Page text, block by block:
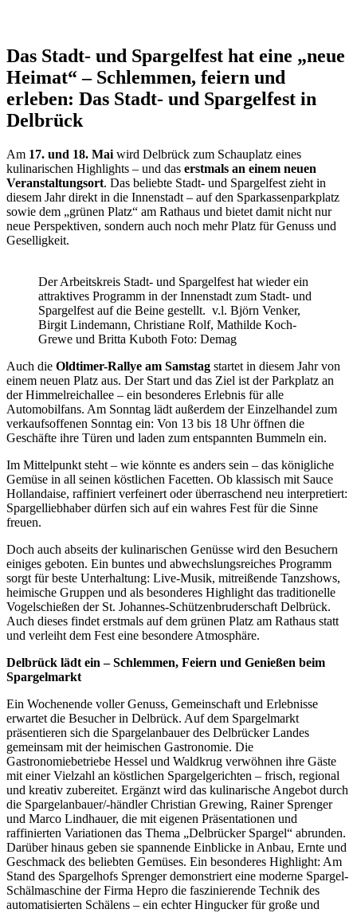
Das Stadt- und Spargelfest hat eine „neue
Heimat“ – Schlemmen, feiern und
erleben: Das Stadt- und Spargelfest in
Delbrück
Am 17. und 18. Mai wird Delbrück zum Schauplatz eines
kulinarischen Highlights – und das erstmals an einem neuen
Veranstaltungsort. Das beliebte Stadt- und Spargelfest zieht in
diesem Jahr direkt in die Innenstadt – auf den Sparkassenparkplatz
sowie dem „grünen Platz“ am Rathaus und bietet damit nicht nur
neue Perspektiven, sondern auch noch mehr Platz für Genuss und
Geselligkeit.
Der Arbeitskreis Stadt- und Spargelfest hat wieder ein
attraktives Programm in der Innenstadt zum Stadt- und
Spargelfest auf die Beine gestellt. v.l. Björn Venker,
Birgit Lindemann, Christiane Rolf, Mathilde Koch-
Grewe und Britta Kuboth Foto: Demag
Auch die Oldtimer-Rallye am Samstag startet in diesem Jahr von
einem neuen Platz aus. Der Start und das Ziel ist der Parkplatz an
der Himmelreichallee – ein besonderes Erlebnis für alle
Automobilfans. Am Sonntag lädt außerdem der Einzelhandel zum
verkaufsoffenen Sonntag ein: Von 13 bis 18 Uhr öffnen die
Geschäfte ihre Türen und laden zum entspannten Bummeln ein.
Im Mittelpunkt steht – wie könnte es anders sein – das königliche
Gemüse in all seinen köstlichen Facetten. Ob klassisch mit Sauce
Hollandaise, raffiniert verfeinert oder überraschend neu interpretiert:
Spargelliebhaber dürfen sich auf ein wahres Fest für die Sinne
freuen.
Doch auch abseits der kulinarischen Genüsse wird den Besuchern
einiges geboten. Ein buntes und abwechslungsreiches Programm
sorgt für beste Unterhaltung: Live-Musik, mitreißende Tanzshows,
heimische Gruppen und als besonderes Highlight das traditionelle
Vogelschießen der St. Johannes-Schützenbruderschaft Delbrück.
Auch dieses findet erstmals auf dem grünen Platz am Rathaus statt
und verleiht dem Fest eine besondere Atmosphäre.
Delbrück lädt ein – Schlemmen, Feiern und Genießen beim
Spargelmarkt
Ein Wochenende voller Genuss, Gemeinschaft und Erlebnisse
erwartet die Besucher in Delbrück. Auf dem Spargelmarkt
präsentieren sich die Spargelanbauer des Delbrücker Landes
gemeinsam mit der heimischen Gastronomie. Die
Gastronomiebetriebe Hessel und Waldkrug verwöhnen ihre Gäste
mit einer Vielzahl an köstlichen Spargelgerichten – frisch, regional
und kreativ zubereitet. Ergänzt wird das kulinarische Angebot durch
die Spargelanbauer/-händler Christian Grewing, Rainer Sprenger
und Marco Lindhauer, die mit eigenen Präsentationen und
raffinierten Variationen das Thema „Delbrücker Spargel“ abrunden.
Darüber hinaus geben sie spannende Einblicke in Anbau, Ernte und
Geschmack des beliebten Gemüses. Ein besonderes Highlight: Am
Stand des Spargelhofs Sprenger demonstriert eine moderne Spargel-
Schälmaschine der Firma Hepro die faszinierende Technik des
automatisierten Schälens – ein echter Hingucker für große und